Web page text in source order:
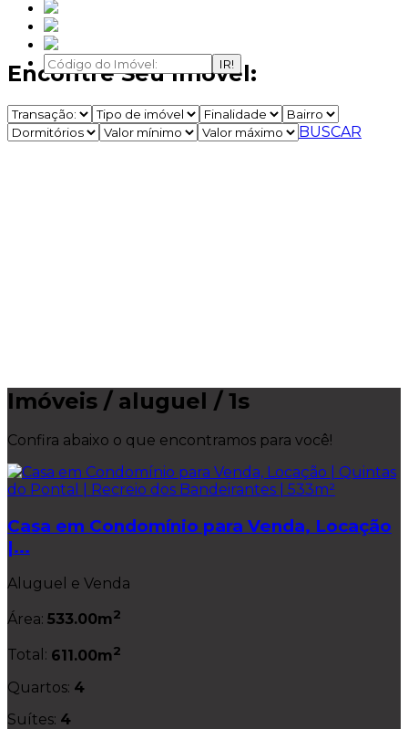
IR!
Encontre Seu Imóvel:
BUSCAR
Imóveis / aluguel / 1s
Confira abaixo o que encontramos para você!
Casa em Condomínio para Venda, Locação
|...
Aluguel e Venda
Área: 533.00m2
Total: 611.00m2
Quartos: 4
Suítes: 4